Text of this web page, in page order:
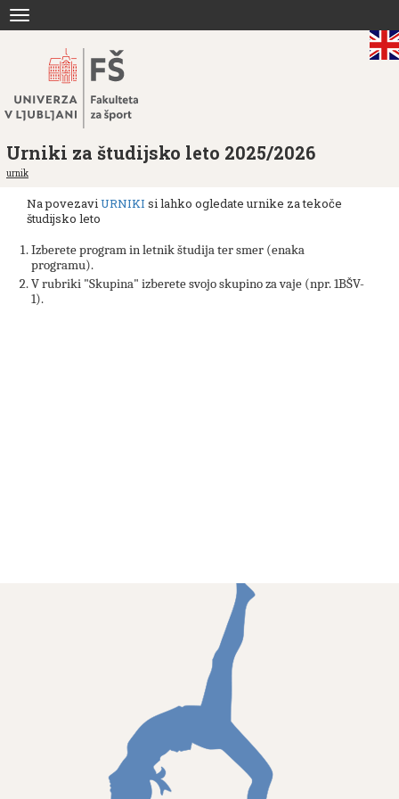
navigation
Urniki za študijsko leto 2025/2026
urnik
Na povezaviURNIKI si lahko ogledate urnike za tekoče
študijsko leto
Izberete program in letnik študija ter smer (enaka
programu).
V rubriki "Skupina" izberete svojo skupino za vaje (npr. 1BŠV-
1).